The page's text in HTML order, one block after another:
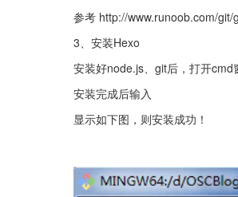
参考 http://www.runoob.com/
3、安装Hexo
安装好node.js、git后，打开
安装完成后输入
显示如下图，则安装成功！